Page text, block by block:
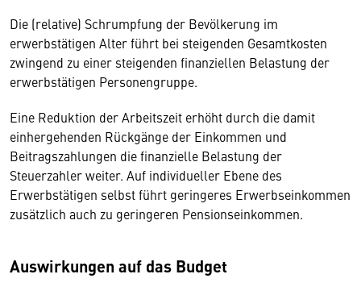
Die (relative) Schrumpfung der Bevölkerung im
erwerbstätigen Alter führt bei steigenden Gesamtkosten
zwingend zu einer steigenden finanziellen Belastung der
erwerbstätigen Personengruppe.
Eine Reduktion der Arbeitszeit erhöht durch die damit
einhergehenden Rückgänge der Einkommen und
Beitragszahlungen die finanzielle Belastung der
Steuerzahler weiter. Auf individueller Ebene des
Erwerbstätigen selbst führt geringeres Erwerbseinkommen
zusätzlich auch zu geringeren Pensionseinkommen.
Auswirkungen auf das Budget